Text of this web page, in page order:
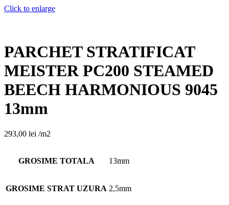
Click to enlarge
PARCHET STRATIFICAT
MEISTER PC200 STEAMED
BEECH HARMONIOUS 9045
13mm
293,00 lei /m2
GROSIME TOTALA 13mm
GROSIME STRAT UZURA 2,5mm